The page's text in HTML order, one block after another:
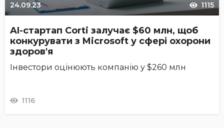
24.09.23 1115
AI-стартап Corti залучає $60 млн, щоб
конкурувати з Microsoft у сфері охорони
здоров'я
Інвестори оцінюють компанію у $260 млн
1116